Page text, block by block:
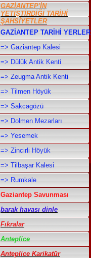
GAZİANTEP'İN
YETİŞTİRDİĞİ TARİHİ
ŞAHSİYETLER
GAZİANTEP TARİHİ YERLER
=> Gaziantep Kalesi
=> Dülük Antik Kenti
=> Zeugma Antik Kenti
=> Tilmen Höyük
=> Sakcagözü
=> Dolmen Mezarları
=> Yesemek
=> Zincirli Höyük
=> Tilbaşar Kalesi
=> Rumkale
Gaziantep Savunması
barak havası dinle
Fıkralar
Anteplice
Anteplice Karikatür